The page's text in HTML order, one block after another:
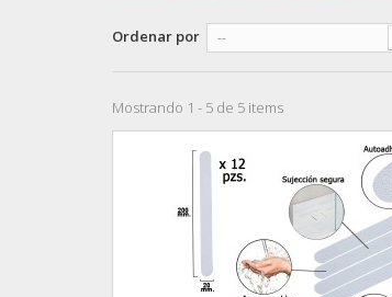
Ordenar por --
Mostrando 1 - 5 de 5 items